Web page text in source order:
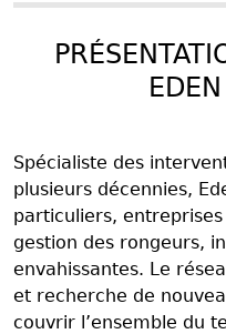
Spécialiste des
plusieurs décennies,
particuliers,
gestion des rongeurs,
envahissantes. Le
et recherche de
couvrir l’ensemble du